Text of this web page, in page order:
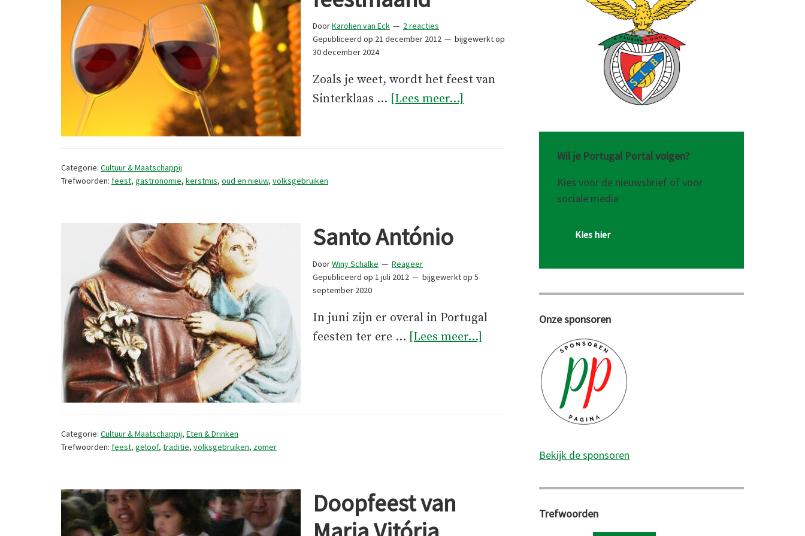
DoorKarolien van Eck
2 reacties
Gepubliceerd op 21 december 2012
bijgewerkt op
30 december 2024
Zoals je weet, wordt het feest van
Sinterklaas … [Lees meer...]
Categorie: Cultuur & Maatschappij
Trefwoorden: feest, gastronomie, kerstmis, oud en nieuw, volksgebruiken
Santo António
DoorWiny Schalke
Reageer
Gepubliceerd op 1 juli 2012 bijgewerkt op 5
september 2020
In juni zijn er overal in Portugal
feesten ter ere … [Lees meer...]
Categorie: Cultuur & Maatschappij, Eten & Drinken
Trefwoorden: feest, geloof, traditie, volksgebruiken, zomer
Doopfeest van
Wil je Portugal Portal volgen?
Kies voor de nieuwsbrief of voor
sociale media
Kies hier
Onze sponsoren
Bekijk de sponsoren
Trefwoorden